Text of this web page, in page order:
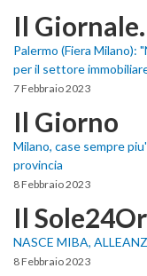
Il
Palermo (Fiera Milano):
per il settore
7 Febbraio 2023
Il Giorno
Milano, case sempre
provincia
8 Febbraio 2023
Il
NASCE MIBA,
8 Febbraio 2023